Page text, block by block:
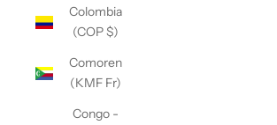
Colombia
(COP $)
Comoren
(KMF Fr)
Congo -